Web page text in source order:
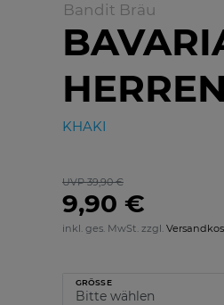
Bandit Bräu
HERREN
KHAKI
UVP 39,90 €
9,90 €
inkl. ges. MwSt. zzgl.
GRÖSSE